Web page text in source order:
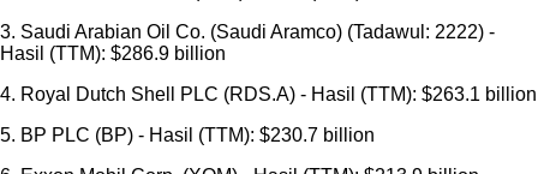
3. Saudi Arabian Oil Co. (Saudi Aramco) (Tadawul: 2222) -
Hasil (TTM): $286.9 billion
4. Royal Dutch Shell PLC (RDS.A) - Hasil (TTM): $263.1 billion
5. BP PLC (BP) - Hasil (TTM): $230.7 billion